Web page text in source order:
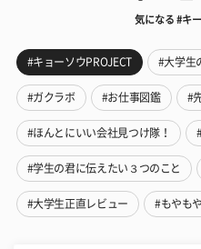
気になる #キ
#キョーソウPROJECT #大学生
#ガクラボ #お仕事図鑑 #
#ほんとにいい会社見つけ隊！
#学生の君に伝えたい３つのこと
#大学生正直レビュー #もやも